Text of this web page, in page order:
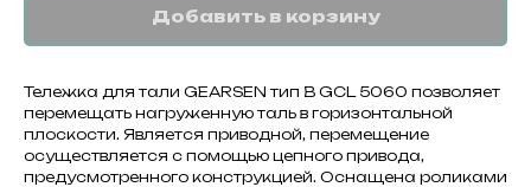
Добавить в корзину
Тележка для тали GEARSEN тип В GCL 5060 позволяет
перемещать нагруженную таль в горизонтальной
плоскости. Является приводной, перемещение
осуществляется с помощью цепного привода,
предусмотренного конструкцией. Оснащена роликами